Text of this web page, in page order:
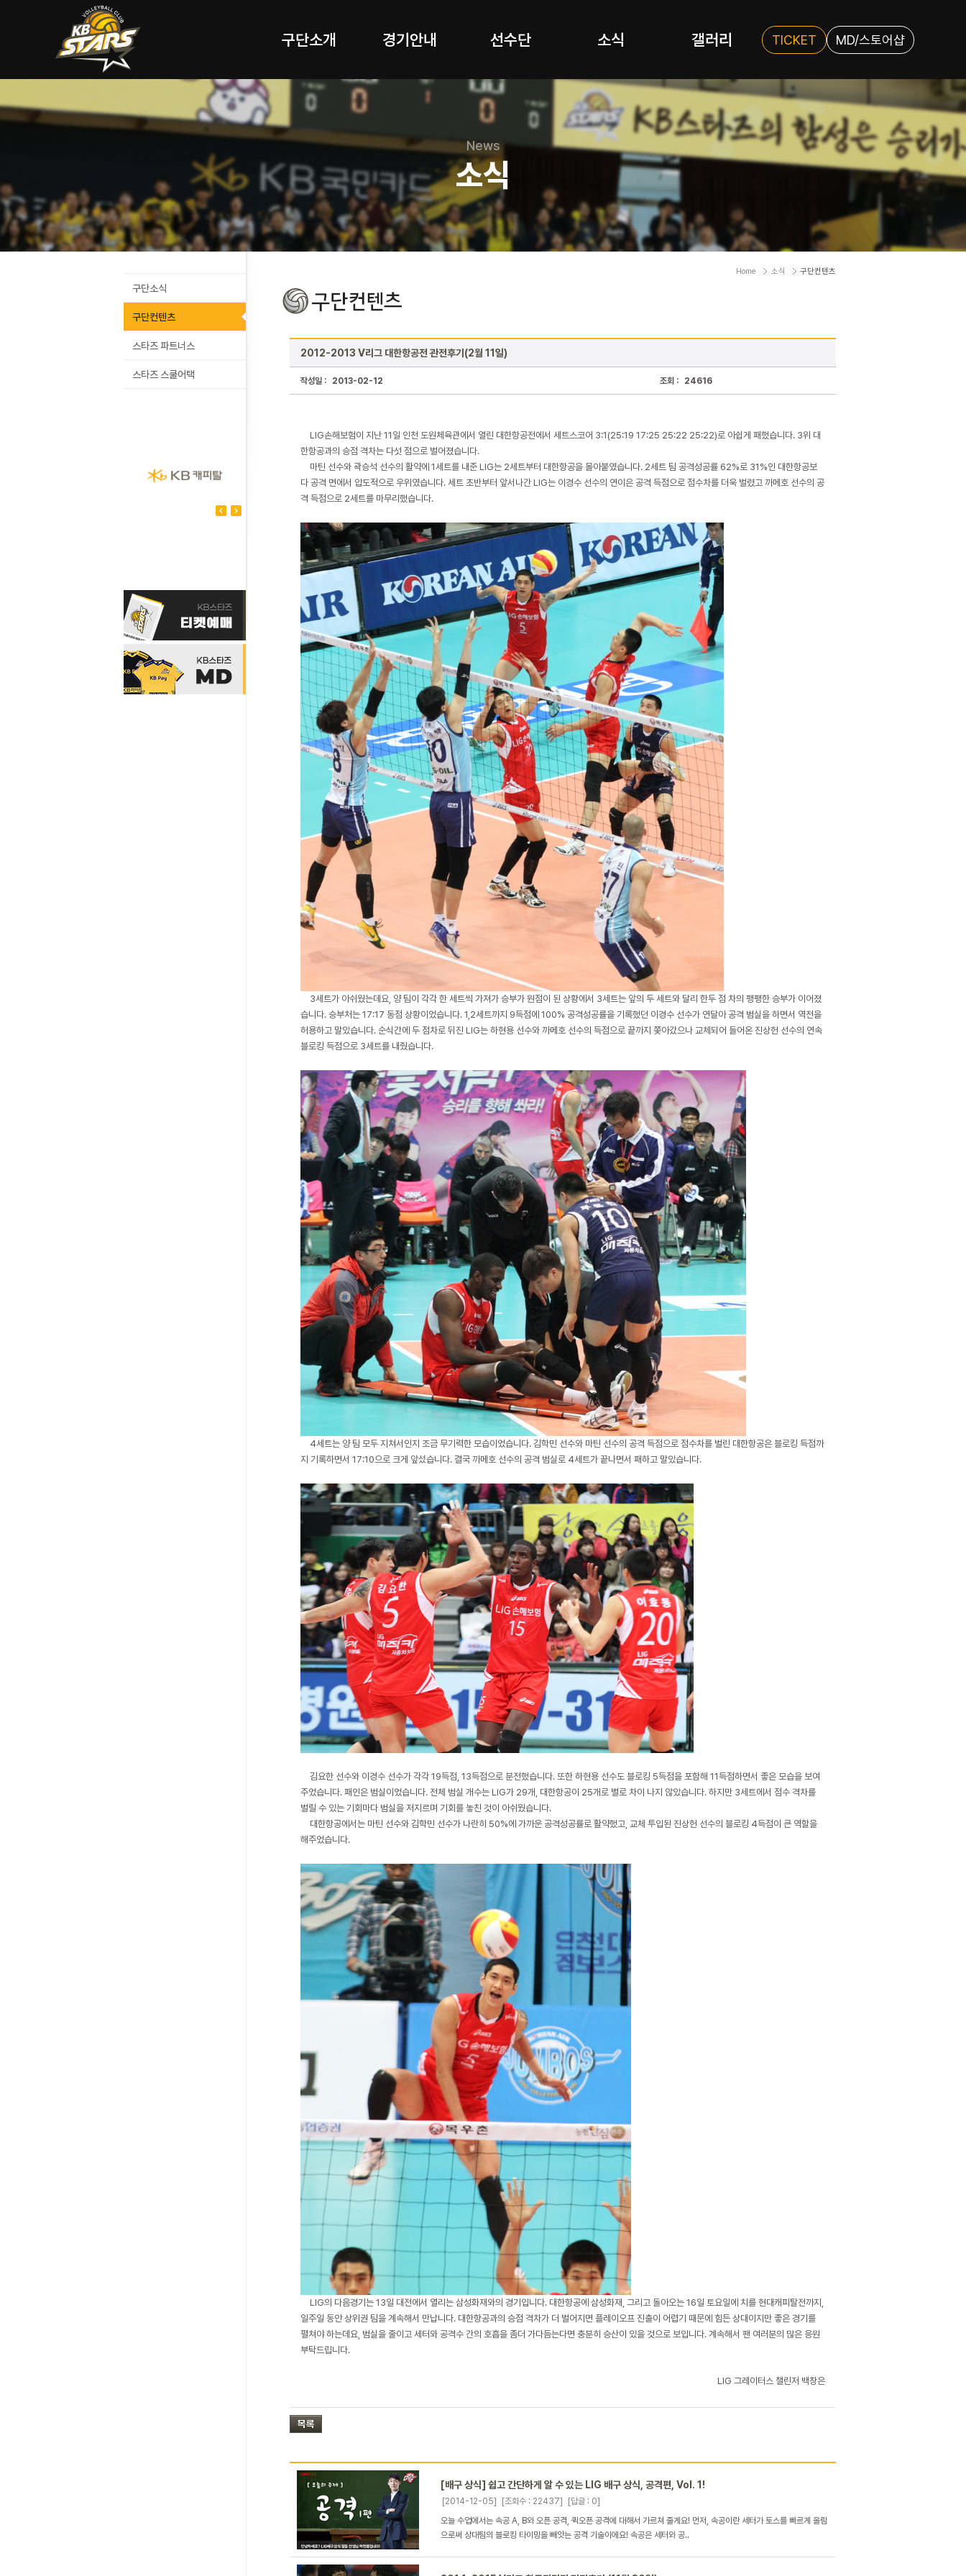
구단소개 경기안내 선수단 소식 갤러리 TICKET MD/스토어샵
구단소식
구단컨텐츠
스타즈 파트너스
스타즈 스쿨어택
Home 소식 구단컨텐츠
2012-2013 V리그 대한항공전 관전후기(2월 11일)
작성일 : 2013-02-12 조회 : 24616
LIG손해보험이 지난 11일 인천 도원체육관에서 열린 대한항공전에서 세트스코어 3:1(25:19 17:25 25:22 25:22)로 아쉽게 패했습니다. 3위 대
한항공과의 승점 격차는 다섯 점으로 벌어졌습니다.
마틴 선수와 곽승석 선수의 활약에 1세트를 내준 LIG는 2세트부터 대한항공을 몰아붙였습니다. 2세트 팀 공격성공률 62%로 31%인 대한항공보
다 공격 면에서 압도적으로 우위였습니다. 세트 초반부터 앞서나간 LIG는 이경수 선수의 연이은 공격 득점으로 점수차를 더욱 벌렸고 까메호 선수의 공
격 득점으로 2세트를 마무리했습니다.
3세트가 아쉬웠는데요, 양 팀이 각각 한 세트씩 가져가 승부가 원점이 된 상황에서 3세트는 앞의 두 세트와 달리 한두 점 차의 팽팽한 승부가 이어졌
습니다. 승부처는 17:17 동점 상황이었습니다. 1,2세트까지 9득점에 100% 공격성공률을 기록했던 이경수 선수가 연달아 공격 범실을 하면서 역전을
허용하고 말았습니다. 순식간에 두 점차로 뒤진 LIG는 하현용 선수와 까메호 선수의 득점으로 끝까지 쫓아갔으나 교체되어 들어온 진상헌 선수의 연속
블로킹 득점으로 3세트를 내줬습니다.
4세트는 양 팀 모두 지쳐서인지 조금 무기력한 모습이었습니다. 김학민 선수와 마틴 선수의 공격 득점으로 점수차를 벌린 대한항공은 블로킹 득점까
지 기록하면서 17:10으로 크게 앞섰습니다. 결국 까메호 선수의 공격 범실로 4세트가 끝나면서 패하고 말았습니다.
김요한 선수와 이경수 선수가 각각 19득점, 13득점으로 분전했습니다. 또한 하현용 선수도 블로킹 5득점을 포함해 11득점하면서 좋은 모습을 보여
주었습니다. 패인은 범실이었습니다. 전체 범실 개수는 LIG가 29개, 대한항공이 25개로 별로 차이 나지 않았습니다. 하지만 3세트에서 점수 격차를
벌릴 수 있는 기회마다 범실을 저지르며 기회를 놓친 것이 아쉬웠습니다.
대한항공에서는 마틴 선수와 김학민 선수가 나란히 50%에 가까운 공격성공률로 활약했고, 교체 투입된 진상헌 선수의 블로킹 4득점이 큰 역할을
해주었습니다.
LIG의 다음경기는 13일 대전에서 열리는 삼성화재와의 경기입니다. 대한항공에 삼성화재, 그리고 돌아오는 16일 토요일에 치를 현대캐피탈전까지,
일주일 동안 상위권 팀을 계속해서 만납니다. 대한항공과의 승점 격차가 더 벌어지면 플레이오프 진출이 어렵기 때문에 힘든 상대이지만 좋은 경기를
펼쳐야 하는데요, 범실을 줄이고 세터와 공격수 간의 호흡을 좀더 가다듬는다면 충분히 승산이 있을 것으로 보입니다. 계속해서 팬 여러분의 많은 응원
부탁드립니다.
LIG 그레이터스 챌린저 백창은
[배구 상식] 쉽고 간단하게 알 수 있는 LIG 배구 상식, 공격편, Vol. 1!
[2014-12-05] [조회수 : 22437]
[답글 : 0]
오늘 수업에서는 속공 A, B와 오픈 공격, 퀵오픈 공격에 대해서 가르쳐 줄게요! 먼저, 속공이란 세터가 토스를 빠르게 올림
으로써 상대팀의 블로킹 타이밍을 빼앗는 공격 기술이에요! 속공은 세터와 공..